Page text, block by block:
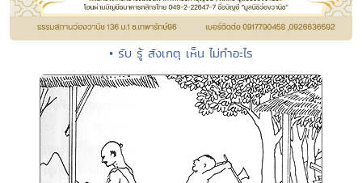
• รับ รู้ สังเกตุ เห็น ไม่ทำอะไร